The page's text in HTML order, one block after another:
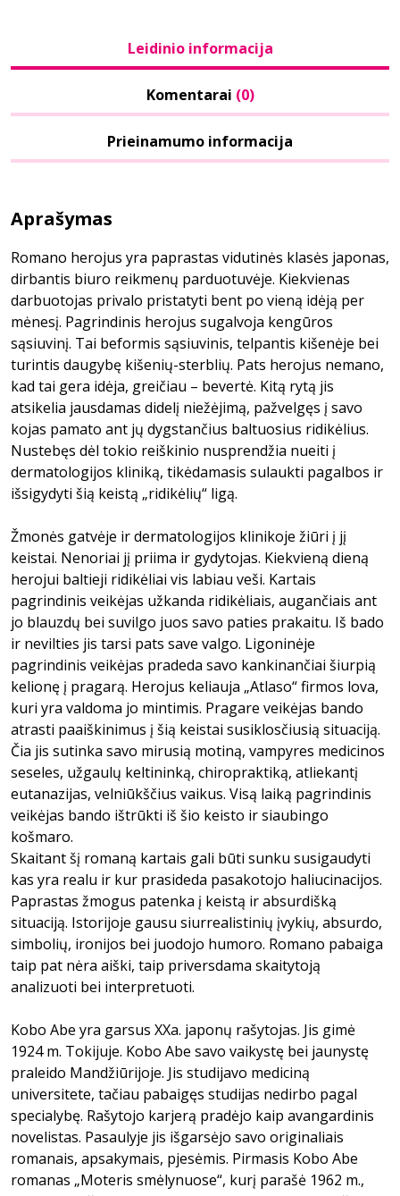
Leidinio informacija
Komentarai (0)
Prieinamumo informacija
Aprašymas
Romano herojus yra paprastas vidutinės klasės japonas,
dirbantis biuro reikmenų parduotuvėje. Kiekvienas
darbuotojas privalo pristatyti bent po vieną idėją per
mėnesį. Pagrindinis herojus sugalvoja kengūros
sąsiuvinį. Tai beformis sąsiuvinis, telpantis kišenėje bei
turintis daugybę kišenių-sterblių. Pats herojus nemano,
kad tai gera idėja, greičiau – bevertė. Kitą rytą jis
atsikelia jausdamas didelį niežėjimą, pažvelgęs į savo
kojas pamato ant jų dygstančius baltuosius ridikėlius.
Nustebęs dėl tokio reiškinio nusprendžia nueiti į
dermatologijos kliniką, tikėdamasis sulaukti pagalbos ir
išsigydyti šią keistą „ridikėlių“ ligą.
Žmonės gatvėje ir dermatologijos klinikoje žiūri į jį
keistai. Nenoriai jį priima ir gydytojas. Kiekvieną dieną
herojui baltieji ridikėliai vis labiau veši. Kartais
pagrindinis veikėjas užkanda ridikėliais, augančiais ant
jo blauzdų bei suvilgo juos savo paties prakaitu. Iš bado
ir nevilties jis tarsi pats save valgo. Ligoninėje
pagrindinis veikėjas pradeda savo kankinančiai šiurpią
kelionę į pragarą. Herojus keliauja „Atlaso“ firmos lova,
kuri yra valdoma jo mintimis. Pragare veikėjas bando
atrasti paaiškinimus į šią keistai susiklosčiusią situaciją.
Čia jis sutinka savo mirusią motiną, vampyres medicinos
seseles, užgaulų keltininką, chiropraktiką, atliekantį
eutanazijas, velniūkščius vaikus. Visą laiką pagrindinis
veikėjas bando ištrūkti iš šio keisto ir siaubingo
košmaro.
Skaitant šį romaną kartais gali būti sunku susigaudyti
kas yra realu ir kur prasideda pasakotojo haliucinacijos.
Paprastas žmogus patenka į keistą ir absurdišką
situaciją. Istorijoje gausu siurrealistinių įvykių, absurdo,
simbolių, ironijos bei juodojo humoro. Romano pabaiga
taip pat nėra aiški, taip priversdama skaitytoją
analizuoti bei interpretuoti.
Kobo Abe yra garsus XXa. japonų rašytojas. Jis gimė
1924 m. Tokijuje. Kobo Abe savo vaikystę bei jaunystę
praleido Mandžiūrijoje. Jis studijavo mediciną
universitete, tačiau pabaigęs studijas nedirbo pagal
specialybę. Rašytojo karjerą pradėjo kaip avangardinis
novelistas. Pasaulyje jis išgarsėjo savo originaliais
romanais, apsakymais, pjesėmis. Pirmasis Kobo Abe
romanas „Moteris smėlynuose“, kurį parašė 1962 m.,